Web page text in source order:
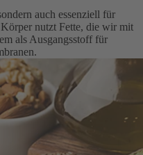
auch essenziell für
nutzt Fette, die wir mit
als Ausgangsstoff für